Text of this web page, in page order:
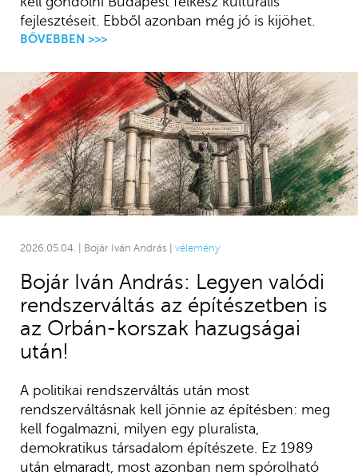
fejlesztéseit. Ebből azonban még jó is kijöhet.
BŐVEBBEN >>>
2026.05.04. | Bojár Iván András | vélemény
Bojár Iván András: Legyen valódi
rendszerváltás az építészetben is
az Orbán-korszak hazugságai
után!
A politikai rendszerváltás után most
rendszerváltásnak kell jönnie az építésben: meg
kell fogalmazni, milyen egy pluralista,
demokratikus társadalom építészete. Ez 1989
után elmaradt, most azonban nem spórolható